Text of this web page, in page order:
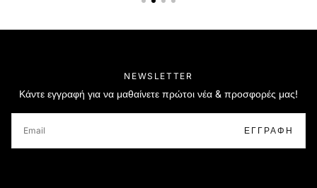
NEWSLETTER
Κάντε εγγραφή για να μαθαίνετε πρώτοι νέα & προσφορές μας!
ΕΓΓΡΑΦΉ